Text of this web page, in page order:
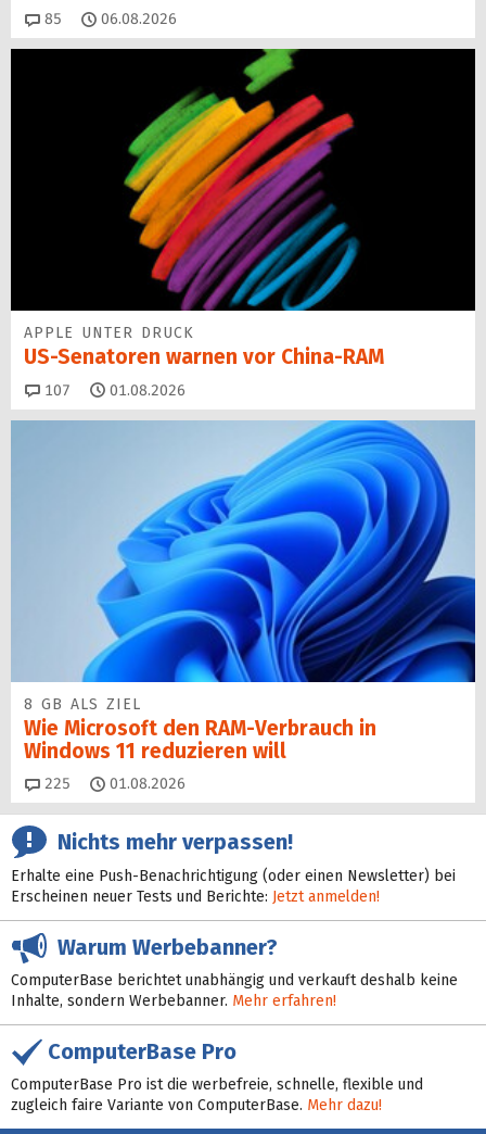
85 Kommentare
06.08.2026
APPLE UNTER DRUCK
US-Senatoren warnen vor China-RAM
107 Kommentare
01.08.2026
8 GB ALS ZIEL
Wie Microsoft den RAM-Verbrauch in
Windows 11 reduzieren will
225 Kommentare
01.08.2026
Nichts mehr verpassen!
Erhalte eine Push-Benachrichtigung (oder einen Newsletter) bei
Erscheinen neuer Tests und Berichte: Jetzt anmelden!
Warum Werbebanner?
ComputerBase berichtet unabhängig und verkauft deshalb keine
Inhalte, sondern Werbebanner. Mehr erfahren!
ComputerBase Pro
ComputerBase Pro ist die werbefreie, schnelle, flexible und
zugleich faire Variante von ComputerBase. Mehr dazu!